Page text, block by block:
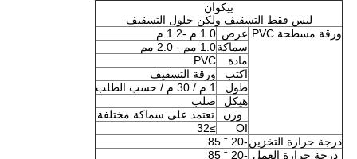
ييكوان
ليس فقط التسقيف ولكن حلول التسقيف
ورقة مسطحة PVC
عرض 1.0 م -1.2 م
سماكة1.0 مم - 2.0 مم
مادة
PVC
اكتب
ورقة التسقيف
طول
1 م / 30 م / حسب الطلب
هيكل
صلب
وزن
تعتمد على سماكة مختلفة
OI
≥32
درجة حرارة التخزين-20 ˉ 85
درجة حرارة العمل -20 ˉ 85